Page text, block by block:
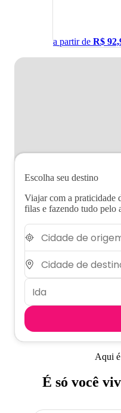
a partir de R$
Escolha seu destino
Viajar com a praticidade
filas e fazendo tudo pelo
Aqui é
É só você